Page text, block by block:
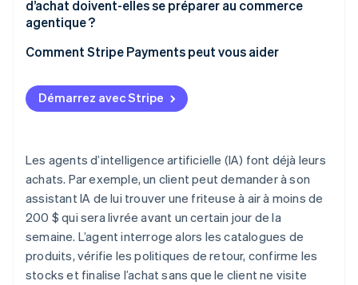
Créez des tunnels de paiement fonctionnant sans
intervention humaine
Publiez clairement vos signaux de confiance
d’achat doivent-elles se préparer au commerce
agentique ?
Commencez par des déploiements limités et à
Vérifiez votre infrastructure de paiement avant
d’automatiser
définis
Maintenez des pistes d’audit
Vérifiez vos contrats
Comment Stripe Payments peut vous aider
Démarrez avec Stripe
Les agents d’intelligence artificielle (IA) font déjà leurs
achats. Par exemple, un client peut demander à son
assistant IA de lui trouver une friteuse à air à moins de
200 $ qui sera livrée avant un certain jour de la
semaine. L’agent interroge alors les catalogues de
produits, vérifie les politiques de retour, confirme les
stocks et finalise l’achat sans que le client ne visite